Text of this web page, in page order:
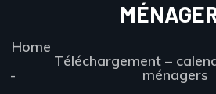
Home
Téléchargement –
ménagers